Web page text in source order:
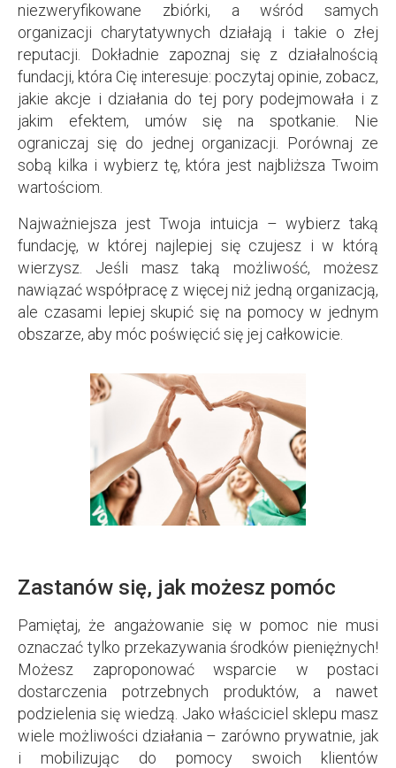
niezweryfikowane zbiórki, a wśród samych
organizacji charytatywnych działają i takie o złej
reputacji. Dokładnie zapoznaj się z działalnością
fundacji, która Cię interesuje: poczytaj opinie, zobacz,
jakie akcje i działania do tej pory podejmowała i z
jakim efektem, umów się na spotkanie. Nie
ograniczaj się do jednej organizacji. Porównaj ze
sobą kilka i wybierz tę, która jest najbliższa Twoim
wartościom.
Najważniejsza jest Twoja intuicja – wybierz taką
fundację, w której najlepiej się czujesz i w którą
wierzysz. Jeśli masz taką możliwość, możesz
nawiązać współpracę z więcej niż jedną organizacją,
ale czasami lepiej skupić się na pomocy w jednym
obszarze, aby móc poświęcić się jej całkowicie.
Zastanów się, jak możesz pomóc
Pamiętaj, że angażowanie się w pomoc nie musi
oznaczać tylko przekazywania środków pieniężnych!
Możesz zaproponować wsparcie w postaci
dostarczenia potrzebnych produktów, a nawet
podzielenia się wiedzą. Jako właściciel sklepu masz
wiele możliwości działania – zarówno prywatnie, jak
i mobilizując do pomocy swoich klientów